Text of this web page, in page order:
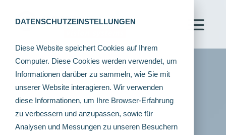
DATENSCHUTZEINSTELLUNGEN
Diese Website speichert Cookies auf Ihrem
Computer. Diese Cookies werden verwendet, um
Informationen darüber zu sammeln, wie Sie mit
unserer Website interagieren. Wir verwenden
diese Informationen, um Ihre Browser-Erfahrung
zu verbessern und anzupassen, sowie für
Analysen und Messungen zu unseren Besuchern